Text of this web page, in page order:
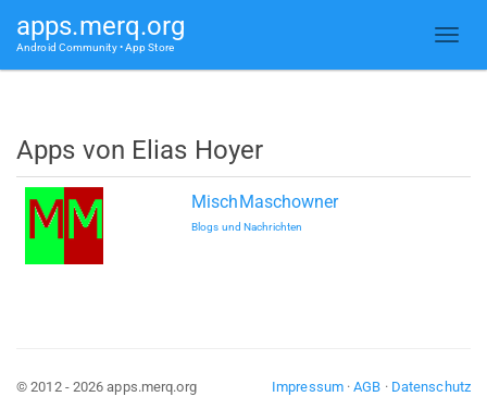
apps.merq.org
Android Community • App Store
Apps von Elias Hoyer
MischMaschowner
Blogs und Nachrichten
Impressum·AGB · Datenschutz
© 2012 - 2026 apps.merq.org